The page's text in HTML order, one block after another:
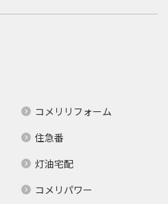
コメリリフォーム
住急番
灯油宅配
コメリパワー